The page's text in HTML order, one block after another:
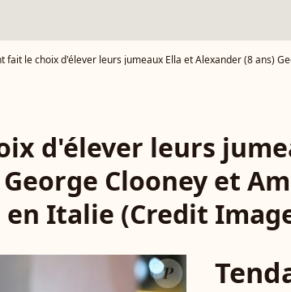
le choix d'élever leurs jumeaux Ella et Alexander (8 ans) George Clooney et Amal Clooney à Venise en
d'élever leurs
Clooney et
en Italie (Credit